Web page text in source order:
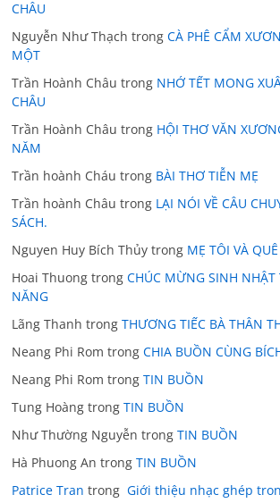
CHÂU
Nguyễn Như Thạch trongCÀ PHÊ CẨM
MỘT
Trần Hoành Châu trong NHỚ TẾT MONG
CHÂU
Trần Hoành Châu trong HỘI THƠ VĂN
NĂM
Trần hoành Cháu trong BÀI THƠ TIỄN MẸ
Trần hoành Châu trong LẠI NÓI VỀ CÂU
SÁCH.
Nguyen Huy Bích Thủy trong MẸ TÔI VÀ
Hoai Thuong trongCHÚC MỪNG SINH NHẬT
NĂNG
Lãng Thanh trongTHƯƠNG TIẾC BÀ THÂN
Neang Phi Rom trongCHIA BUỒN CÙNG
Neang Phi Rom trongTIN BUỒN
Tung Hoàng trongTIN BUỒN
Như Thường Nguyễn trongTIN BUỒN
Hà Phuong An trongTIN BUỒN
Patrice Tran trong Giới thiệu nhạc ghép